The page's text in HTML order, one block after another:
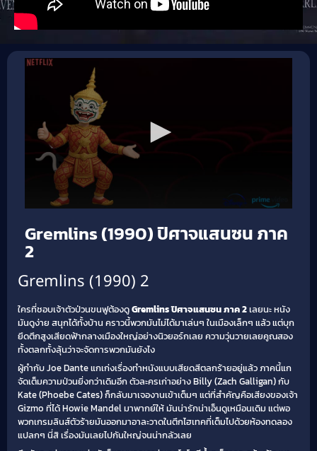
Gremlins (1990) ปิศาจแสนซน ภาค
2
Gremlins (1990) 2
ใครที่ชอบเจ้าตัวป่วนขนฟูต้องดูGremlins ปิศาจแสนซน ภาค 2เลยนะ หนัง
มันดูง่าย สนุกได้ทั้งบ้าน คราวนี้พวกมันไม่ได้มาเล่นๆ ในเมืองเล็กๆ แล้ว แต่บุก
ยึดตึกสูงเสียดฟ้ากลางเมืองใหญ่อย่างนิวยอร์กเลย ความวุ่นวายเลยคูณสอง
ทั้งตลกทั้งลุ้นว่าจะจัดการพวกมันยังไง
ผู้กำกับ Joe Dante แกเก่งเรื่องทำหนังแบบเสียดสีตลกร้ายอยู่แล้ว ภาคนี้แก
จัดเต็มความป่วนยิ่งกว่าเดิมอีก ตัวละครเก่าอย่าง Billy (Zach Galligan) กับ
Kate (Phoebe Cates) ก็กลับมาเจองานเข้าเต็มๆ แต่ที่สำคัญคือเสียงของเจ้า
Gizmo ที่ได้ Howie Mandel มาพากย์ให้ มันน่ารักน่าเอ็นดูเหมือนเดิม แต่พอ
พวกเกรมลินส์ตัวร้ายมันออกมาอาละวาดในตึกไฮเทคที่เต็มไปด้วยห้องทดลอง
แปลกๆ นี่สิ เรื่องมันเลยไปกันใหญ่จนน่ากลัวเลย